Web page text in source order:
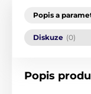
Popis a
Diskuze (0)
Popis